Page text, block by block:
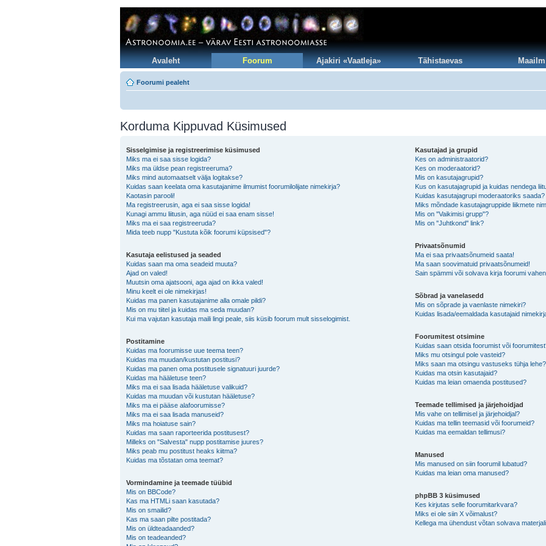
Avaleht Foorum Ajakiri «Vaatleja» Tähistaevas Maailm
Foorumi pealeht
Korduma Kippuvad Küsimused
Sisselgimise ja registreerimise küsimused
Miks ma ei saa sisse logida?
Miks ma üldse pean registreeruma?
Miks mind automaatselt välja logitakse?
Kuidas saan keelata oma kasutajanime ilmumist foorumilolijate nimekirja?
Kaotasin parooli!
Ma registreerusin, aga ei saa sisse logida!
Kunagi ammu liitusin, aga nüüd ei saa enam sisse!
Miks ma ei saa registreeruda?
Mida teeb nupp "Kustuta kõik foorumi küpsised"?
Kasutaja eelistused ja seaded
Kuidas saan ma oma seadeid muuta?
Ajad on valed!
Muutsin oma ajatsooni, aga ajad on ikka valed!
Minu keelt ei ole nimekirjas!
Kuidas ma panen kasutajanime alla omale pildi?
Mis on mu tiitel ja kuidas ma seda muudan?
Kui ma vajutan kasutaja maili lingi peale, siis küsib foorum mult sisselogimist.
Postitamine
Kuidas ma foorumisse uue teema teen?
Kuidas ma muudan/kustutan postitusi?
Kuidas ma panen oma postitusele signatuuri juurde?
Kuidas ma hääletuse teen?
Miks ma ei saa lisada hääletuse valikuid?
Kuidas ma muudan või kustutan hääletuse?
Miks ma ei pääse alafoorumisse?
Miks ma ei saa lisada manuseid?
Miks ma hoiatuse sain?
Kuidas ma saan raporteerida postitusest?
Milleks on "Salvesta" nupp postitamise juures?
Miks peab mu postitust heaks kiitma?
Kuidas ma tõstatan oma teemat?
Vormindamine ja teemade tüübid
Mis on BBCode?
Kas ma HTMLi saan kasutada?
Mis on smailid?
Kas ma saan pilte postitada?
Mis on üldteadaanded?
Mis on teadeanded?
Kasutajad ja grupid
Kes on administraatorid?
Kes on moderaatorid?
Mis on kasutajagrupid?
Kus on kasutajagrupid ja kuidas nendega
Kuidas kasutajagrupi moderaatoriks saada?
Miks mõndade kasutajagruppide liikmete
Mis on "Vaikimisi grupp"?
Mis on "Juhtkond" link?
Privaatsõnumid
Ma ei saa privaatsõnumeid saata!
Ma saan soovimatuid privaatsõnumeid!
Sain spämmi või solvava kirja foorumi
Sõbrad ja vanelasedd
Mis on sõprade ja vaenlaste nimekiri?
Kuidas lisada/eemaldada kasutajaid
Foorumitest otsimine
Kuidas saan otsida foorumist või
Miks mu otsingul pole vasteid?
Miks saan ma otsingu vastuseks tühja lehe?
Kuidas ma otsin kasutajaid?
Kuidas ma leian omaenda postitused?
Teemade tellimised ja järjehoidjad
Mis vahe on tellimisel ja järjehoidjal?
Kuidas ma tellin teemasid või foorumeid?
Kuidas ma eemaldan tellimusi?
Manused
Mis manused on siin foorumil lubatud?
Kuidas ma leian oma manused?
phpBB 3 küsimused
Kes kirjutas selle foorumitarkvara?
Miks ei ole siin X võimalust?
Kellega ma ühendust võtan solvava